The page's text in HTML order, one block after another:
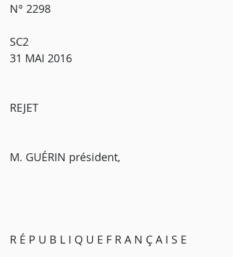
N° 2298
SC2
31 MAI 2016
REJET
M. GUÉRIN président,
R É P U B L I Q U E F R A N Ç A I S E